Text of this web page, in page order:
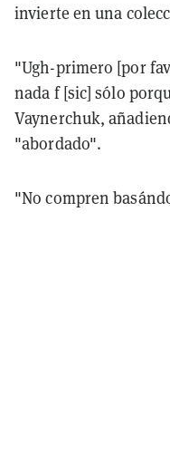
invierte en una
"Ugh-primero [por
nada f [sic] sólo
Vaynerchuk,
"abordado".
"No compren